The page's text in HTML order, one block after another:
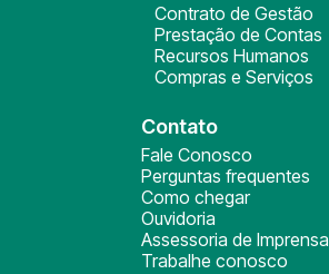
Contrato de Gestão
Prestação de Contas
Recursos Humanos
Compras e Serviços
Contato
Fale Conosco
Perguntas frequentes
Como chegar
Ouvidoria
Assessoria de Imprensa
Trabalhe conosco